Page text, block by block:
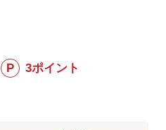
P 3ポイント